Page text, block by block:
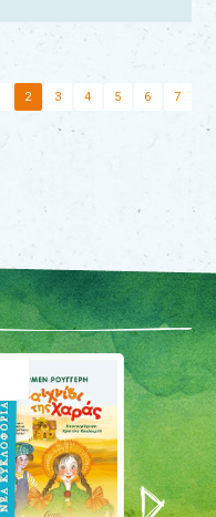
2 3 4 5 6 7